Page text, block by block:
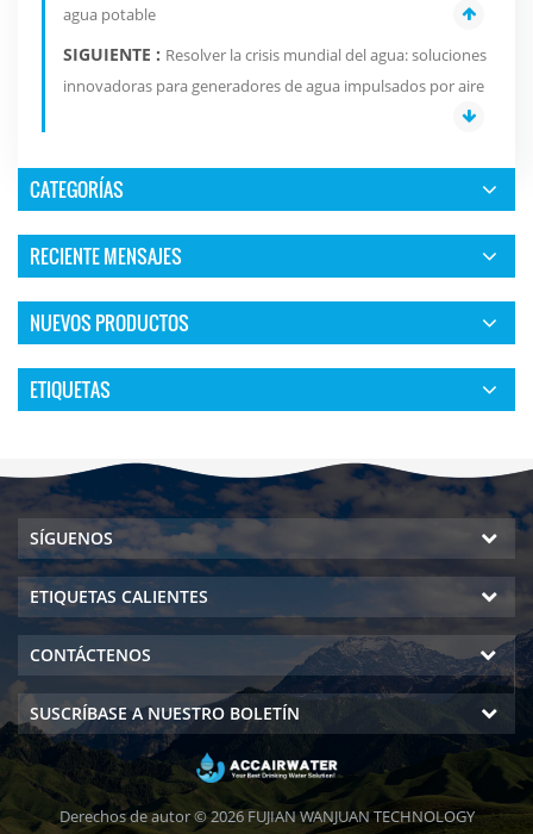
agua potable
SIGUIENTE : Resolver la crisis mundial del agua: soluciones
innovadoras para generadores de agua impulsados ​​por aire
CATEGORÍAS
RECIENTE MENSAJES
NUEVOS PRODUCTOS
ETIQUETAS
SÍGUENOS
ETIQUETAS CALIENTES
CONTÁCTENOS
SUSCRÍBASE A NUESTRO BOLETÍN
Derechos de autor © 2026 FUJIAN WANJUAN TECHNOLOGY